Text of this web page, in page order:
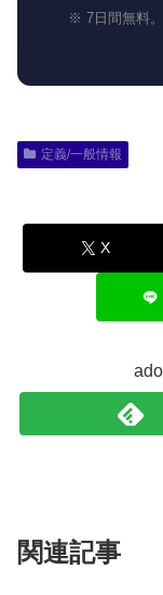
※ 7日間無料
定義/一般情報
X
関連記事